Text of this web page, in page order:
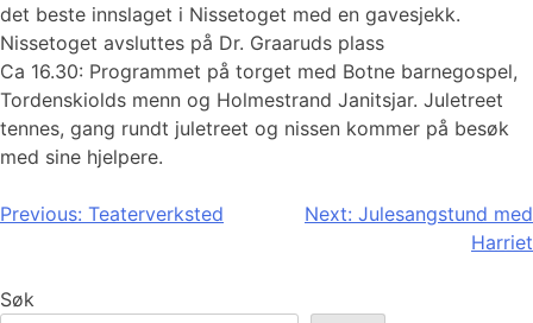
det beste innslaget i Nissetoget med en gavesjekk.
Nissetoget avsluttes på Dr. Graaruds plass
Ca 16.30: Programmet på torget med Botne barnegospel,
Tordenskiolds menn og Holmestrand Janitsjar. Juletreet
tennes, gang rundt juletreet og nissen kommer på besøk
med sine hjelpere.
Innleggsnavigasjon
Previous: Teaterverksted Next: Julesangstund med
Harriet
Søk